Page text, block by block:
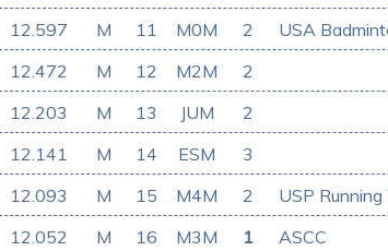
12.597 M 11 M0M 2 USA
12.472 M 12 M2M 2
12.203 M 13 JUM 2
12.141 M 14 ESM 3
12.093 M 15 M4M 2 USP Running
12.052 M 16 M3M 1 ASCC